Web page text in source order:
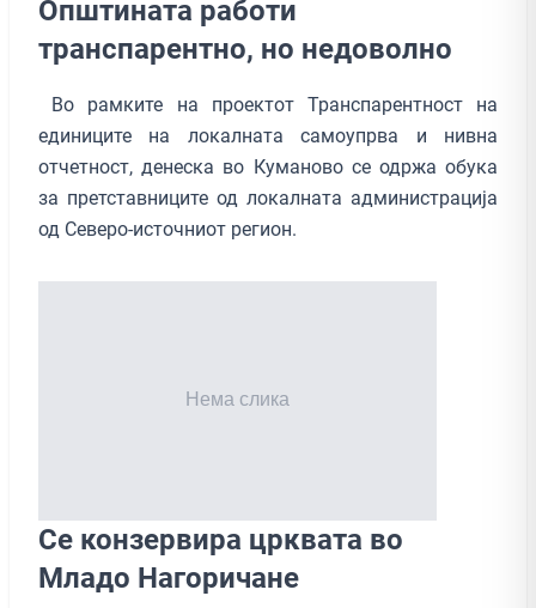
Општината работи
транспарентно, но недоволно
Во рамките на проектот Транспарентност на
единиците на локалната самоупрва и нивна
отчетност, денеска во Куманово се одржа обука
за претставниците од локалната администрација
од Северо-источниот регион.
Се конзервира црквата во
Младо Нагоричане